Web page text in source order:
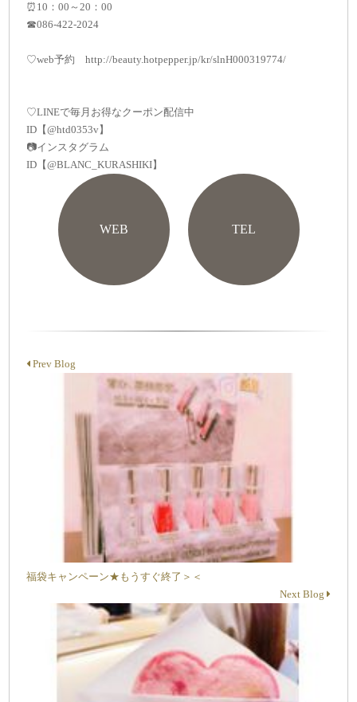
⏰10：00～20：00
☎086-422-2024
♡web予約 http://beauty.hotpepper.jp/kr/slnH000319774/
♡LINEで毎月お得なクーポン配信中
ID【@htd0353v】
📷インスタグラム
ID【@BLANC_KURASHIKI】
WEB TEL
Prev Blog
福袋キャンペーン★もうすぐ終了＞＜
Next Blog